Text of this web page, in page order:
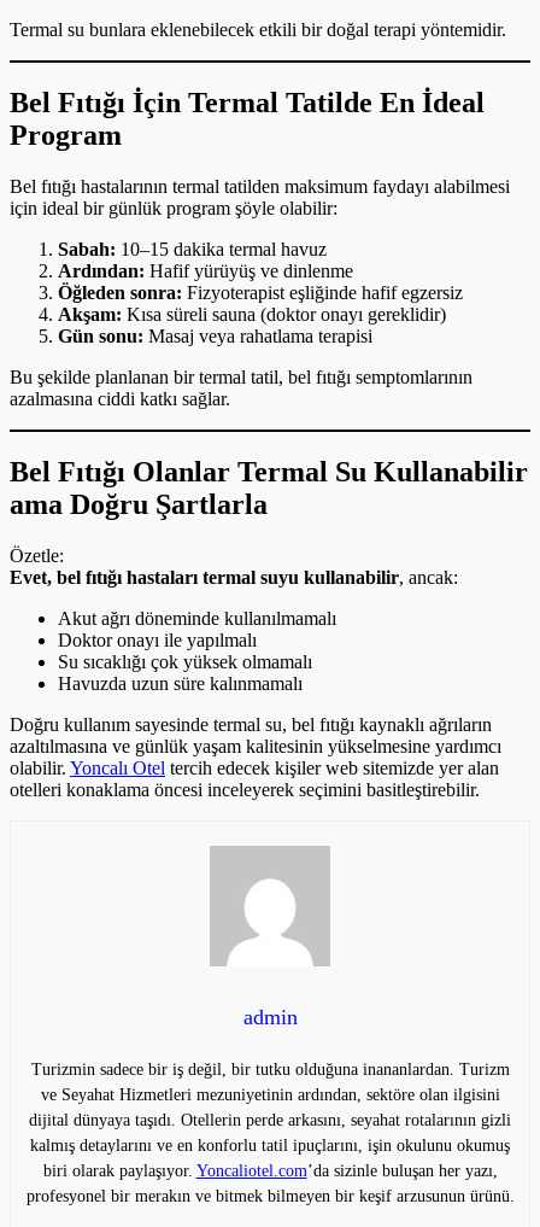
Termal su bunlara eklenebilecek etkili bir doğal terapi yöntemidir.
Bel Fıtığı İçin Termal Tatilde En İdeal
Program
Bel fıtığı hastalarının termal tatilden maksimum faydayı alabilmesi
için ideal bir günlük program şöyle olabilir:
Sabah: 10–15 dakika termal havuz
Ardından: Hafif yürüyüş ve dinlenme
Öğleden sonra: Fizyoterapist eşliğinde hafif egzersiz
Akşam: Kısa süreli sauna (doktor onayı gereklidir)
Gün sonu: Masaj veya rahatlama terapisi
Bu şekilde planlanan bir termal tatil, bel fıtığı semptomlarının
azalmasına ciddi katkı sağlar.
Bel Fıtığı Olanlar Termal Su Kullanabilir
ama Doğru Şartlarla
Özetle:
Evet, bel fıtığı hastaları termal suyu kullanabilir, ancak:
Akut ağrı döneminde kullanılmamalı
Doktor onayı ile yapılmalı
Su sıcaklığı çok yüksek olmamalı
Havuzda uzun süre kalınmamalı
Doğru kullanım sayesinde termal su, bel fıtığı kaynaklı ağrıların
azaltılmasına ve günlük yaşam kalitesinin yükselmesine yardımcı
olabilir. Yoncalı Otel tercih edecek kişiler web sitemizde yer alan
otelleri konaklama öncesi inceleyerek seçimini basitleştirebilir.
admin
Turizmin sadece bir iş değil, bir tutku olduğuna inananlardan. Turizm
ve Seyahat Hizmetleri mezuniyetinin ardından, sektöre olan ilgisini
dijital dünyaya taşıdı. Otellerin perde arkasını, seyahat rotalarının gizli
kalmış detaylarını ve en konforlu tatil ipuçlarını, işin okulunu okumuş
biri olarak paylaşıyor. Yoncaliotel.com’da sizinle buluşan her yazı,
profesyonel bir merakın ve bitmek bilmeyen bir keşif arzusunun ürünü.